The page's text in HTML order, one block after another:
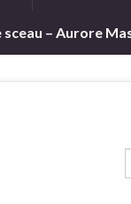
sceau – Aurore